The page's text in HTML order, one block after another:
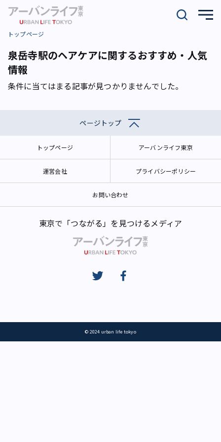
トップページ
泉岳寺駅のヘアケアに関するおすすめ・人気
情報
条件に当てはまる記事が見つかりませんでした。
ページトップ
トップページ アーバンライフ東京
運営会社 プライバシーポリシー
お問い合わせ
東京で「つながる」を見つけるメディア
© 2024 urban life tokyo